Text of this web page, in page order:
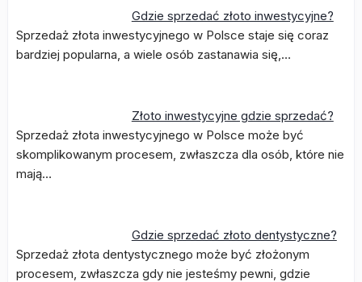
Gdzie sprzedać złoto inwestycyjne?
Sprzedaż złota inwestycyjnego w Polsce staje się coraz
bardziej popularna, a wiele osób zastanawia się,…
Złoto inwestycyjne gdzie sprzedać?
Sprzedaż złota inwestycyjnego w Polsce może być
skomplikowanym procesem, zwłaszcza dla osób, które nie
mają…
Gdzie sprzedać złoto dentystyczne?
Sprzedaż złota dentystycznego może być złożonym
procesem, zwłaszcza gdy nie jesteśmy pewni, gdzie